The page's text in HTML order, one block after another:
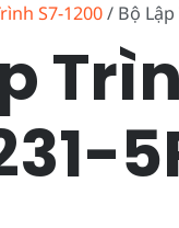
S7-1200/ Bộ Lập